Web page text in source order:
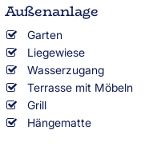
Außenanlage
Garten
Liegewiese
Wasserzugang
Terrasse mit Möbeln
Grill
Hängematte